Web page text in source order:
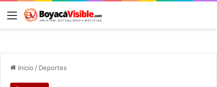
Menú
Inicio / Deportes